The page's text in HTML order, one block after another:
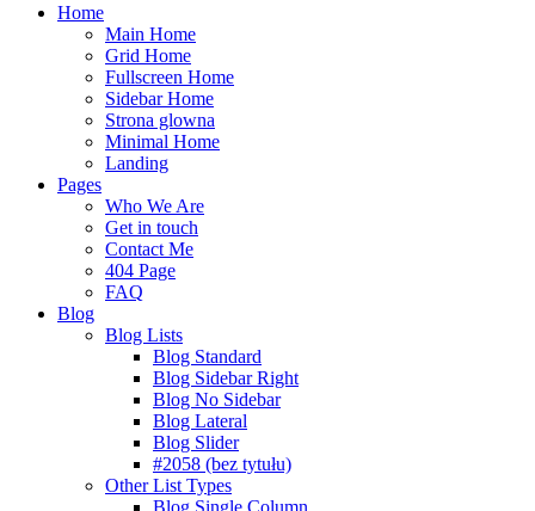
Home
Main Home
Grid Home
Fullscreen Home
Sidebar Home
Strona glowna
Minimal Home
Landing
Pages
Who We Are
Get in touch
Contact Me
404 Page
FAQ
Blog
Blog Lists
Blog Standard
Blog Sidebar Right
Blog No Sidebar
Blog Lateral
Blog Slider
#2058 (bez tytułu)
Other List Types
Blog Single Column